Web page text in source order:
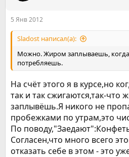
5 Янв 2012
Sladost написал(а):
Можно. Жиром заплываешь,
потребляешь.
На счёт этого я в курсе,но
так и так сжигаются,так-что
заплывёшь.Я никого не
пробежками по утрам,это
По
Согласен,что много всего
отказать себе в этом - это